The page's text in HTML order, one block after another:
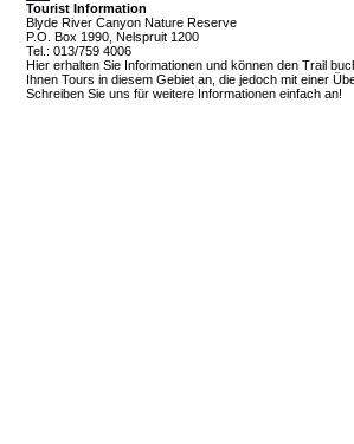
Tourist Information
Blyde River Canyon Nature Reserve
P.O. Box 1990, Nelspruit 1200
Tel.: 013/759 4006
Hier erhalten Sie Informationen und können den Trail
Ihnen Tours in diesem Gebiet an, die jedoch mit einer
Schreiben Sie uns für weitere Informationen einfach an!